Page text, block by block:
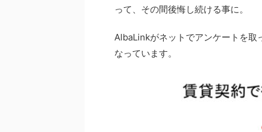
って、その間後悔し続ける事に。
AlbaLinkがネットでアンケートを取
なっています。